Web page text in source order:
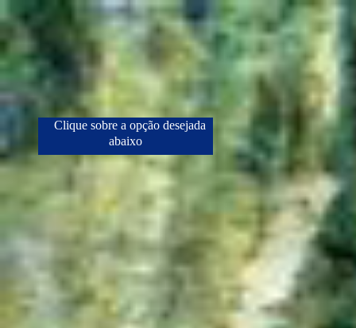
Clique sobre a opção desejada
abaixo